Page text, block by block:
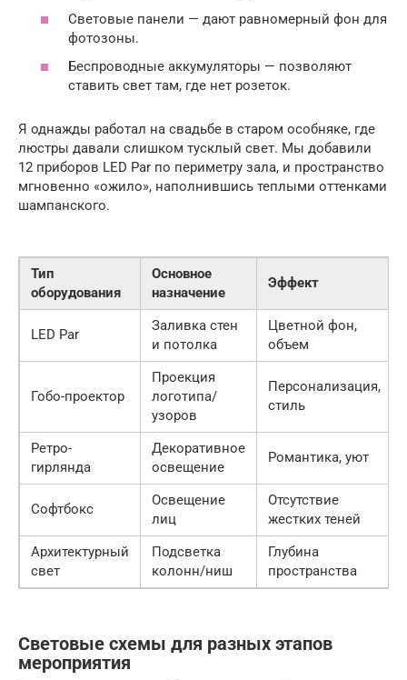
Световые панели — дают равномерный фон для
фотозоны.
Беспроводные аккумуляторы — позволяют
ставить свет там, где нет розеток.
Я однажды работал на свадьбе в старом особняке, где
люстры давали слишком тусклый свет. Мы добавили
12 приборов LED Par по периметру зала, и пространство
мгновенно «ожило», наполнившись теплыми оттенками
шампанского.
Тип
оборудования
Основное
назначение
Эффект
LED Par
Заливка стен
и потолка
Цветной фон,
объем
Гобо-проектор
Проекция
логотипа/
узоров
Персонализация,
стиль
Ретро-
гирлянда
Декоративное
освещение
Романтика, уют
Софтбокс
Освещение
лиц
Отсутствие
жестких теней
Архитектурный
свет
Подсветка
колонн/ниш
Глубина
пространства
Световые схемы для разных этапов
мероприятия